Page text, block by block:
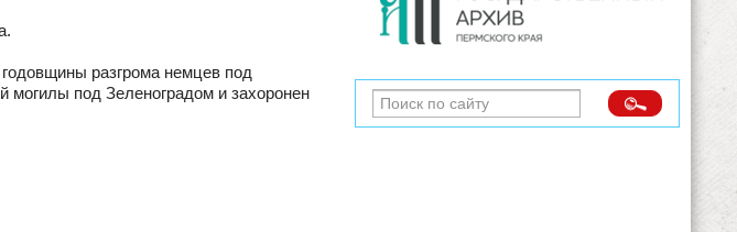
разгрома немцев под
могилы под Зеленоградом и захоронен